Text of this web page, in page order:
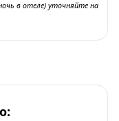
в отеле) уточняйте на